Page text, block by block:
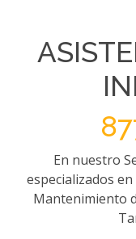
En nuestro
especializados
Mantenimiento